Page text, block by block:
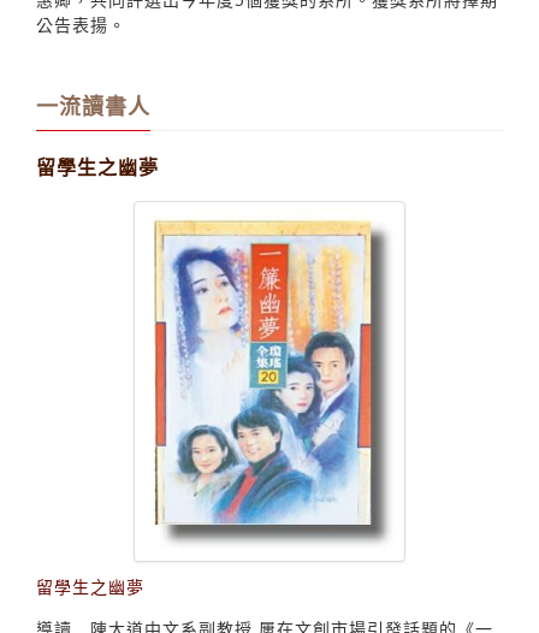
公告表揚。
一流讀書人
留學生之幽夢
留學生之幽夢
導讀 陳大道中文系副教授 屢在文創市場引發話題的《一